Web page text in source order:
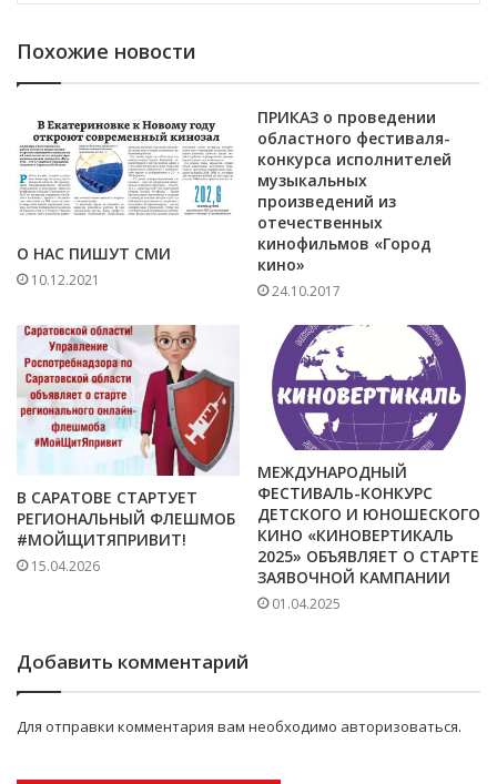
Похожие новости
О НАС ПИШУТ СМИ
10.12.2021
ПРИКАЗ о проведении
областного фестиваля-
конкурса исполнителей
музыкальных
произведений из
отечественных
кинофильмов «Город
кино»
24.10.2017
В САРАТОВЕ СТАРТУЕТ
РЕГИОНАЛЬНЫЙ ФЛЕШМОБ
#МОЙЩИТЯПРИВИТ!
15.04.2026
МЕЖДУНАРОДНЫЙ
ФЕСТИВАЛЬ-КОНКУРС
ДЕТСКОГО И ЮНОШЕСКОГО
КИНО «КИНОВЕРТИКАЛЬ
2025» ОБЪЯВЛЯЕТ О СТАРТЕ
ЗАЯВОЧНОЙ КАМПАНИИ
01.04.2025
Добавить комментарий
Для отправки комментария вам необходимо авторизоваться.